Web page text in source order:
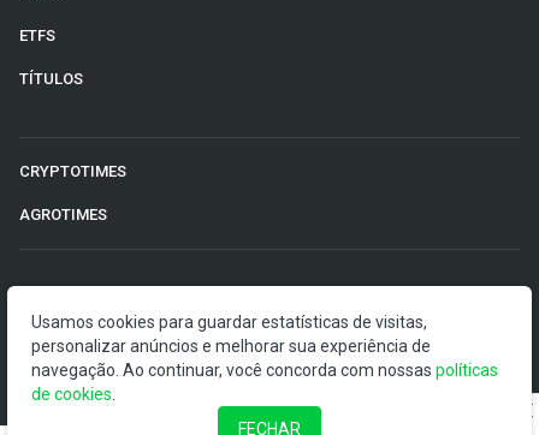
ETFS
TÍTULOS
CRYPTOTIMES
AGROTIMES
O Money Times publica matérias de cunho jornalístico, que
visam a democratização da informação. Nossas
publicações devem ser compreendidas como boletins
anunciadores e divulgadores, e não como uma
Usamos cookies para guardar estatísticas de visitas,
personalizar anúncios e melhorar sua experiência de
navegação. Ao continuar, você concorda com nossas políticas
de cookies
FECHAR